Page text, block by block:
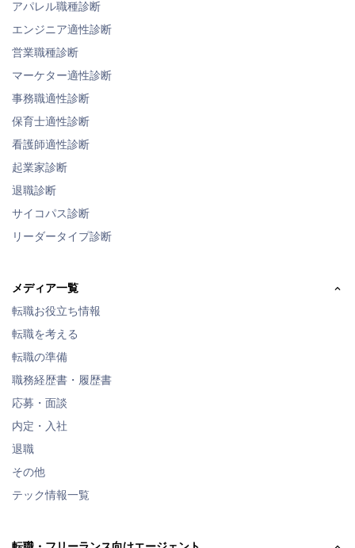
アパレル職種診断
エンジニア適性診断
営業職種診断
マーケター適性診断
事務職適性診断
保育士適性診断
看護師適性診断
起業家診断
退職診断
サイコパス診断
リーダータイプ診断
メディア一覧
転職お役立ち情報
転職を考える
転職の準備
職務経歴書・履歴書
応募・面談
内定・入社
退職
その他
テック情報一覧